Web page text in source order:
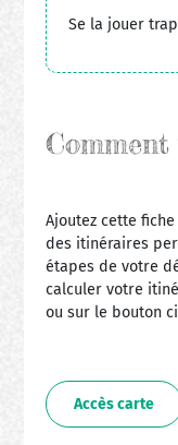
Se la jouer
Comment
Ajoutez cette
des itinéraires
étapes de votre
calculer votre
ou sur le bouton
Accès carte